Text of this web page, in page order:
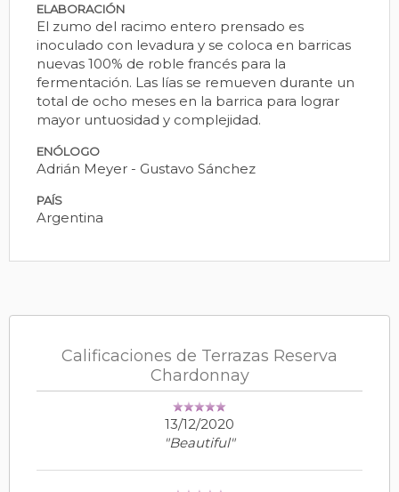
ELABORACIÓN
El zumo del racimo entero prensado es
inoculado con levadura y se coloca en barricas
nuevas 100% de roble francés para la
fermentación. Las lías se remueven durante un
total de ocho meses en la barrica para lograr
mayor untuosidad y complejidad.
ENÓLOGO
Adrián Meyer - Gustavo Sánchez
PAÍS
Argentina
Calificaciones de Terrazas Reserva
Chardonnay
13/12/2020
"Beautiful"